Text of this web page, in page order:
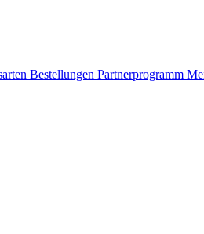
Bestellungen Partnerprogramm